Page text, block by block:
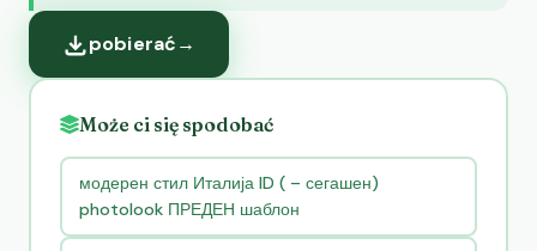
pobierać→
Może ci się spodobać
модерен стил Италија ID ( – сегашен)
photolook ПРЕДЕН шаблон